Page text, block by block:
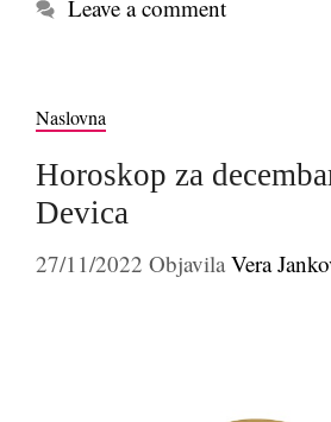
Leave a comment
Naslovna
Horoskop za
Devica
27/11/2022 Objavila Vera